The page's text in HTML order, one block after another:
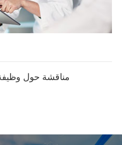
مناقشة حول وظيفة